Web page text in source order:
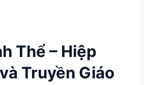
Thể – Hiệp
Truyền Giáo